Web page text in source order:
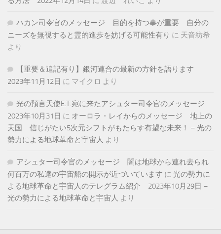
ハカン司令官のメッセージ 目的を持つ事が重要 自分の
ニーズを無視すると霊的進歩を妨げる可能性有り に 天音紡希
より
【重要＆追記有り】銀河連合の最新の方針を語ります
2023年11月12日 に マイクロ より
光の預言天使E.T.宛に来たアシュター司令官のメッセージ
2023年10月31日 に オーロラ・レイからのメッセージ 地上の
天国 信じがたい5次元シフトがもたらす有望な未来！ – 光の
勢力による地球革命と宇宙人 より
アシュター司令官のメッセージ 闇は地球から連れ去られ
何百万の私達の宇宙船の開示が近づいています に 光の勢力に
よる地球革命と宇宙人のテレグラム紹介 2023年10月29日 –
光の勢力による地球革命と宇宙人 より